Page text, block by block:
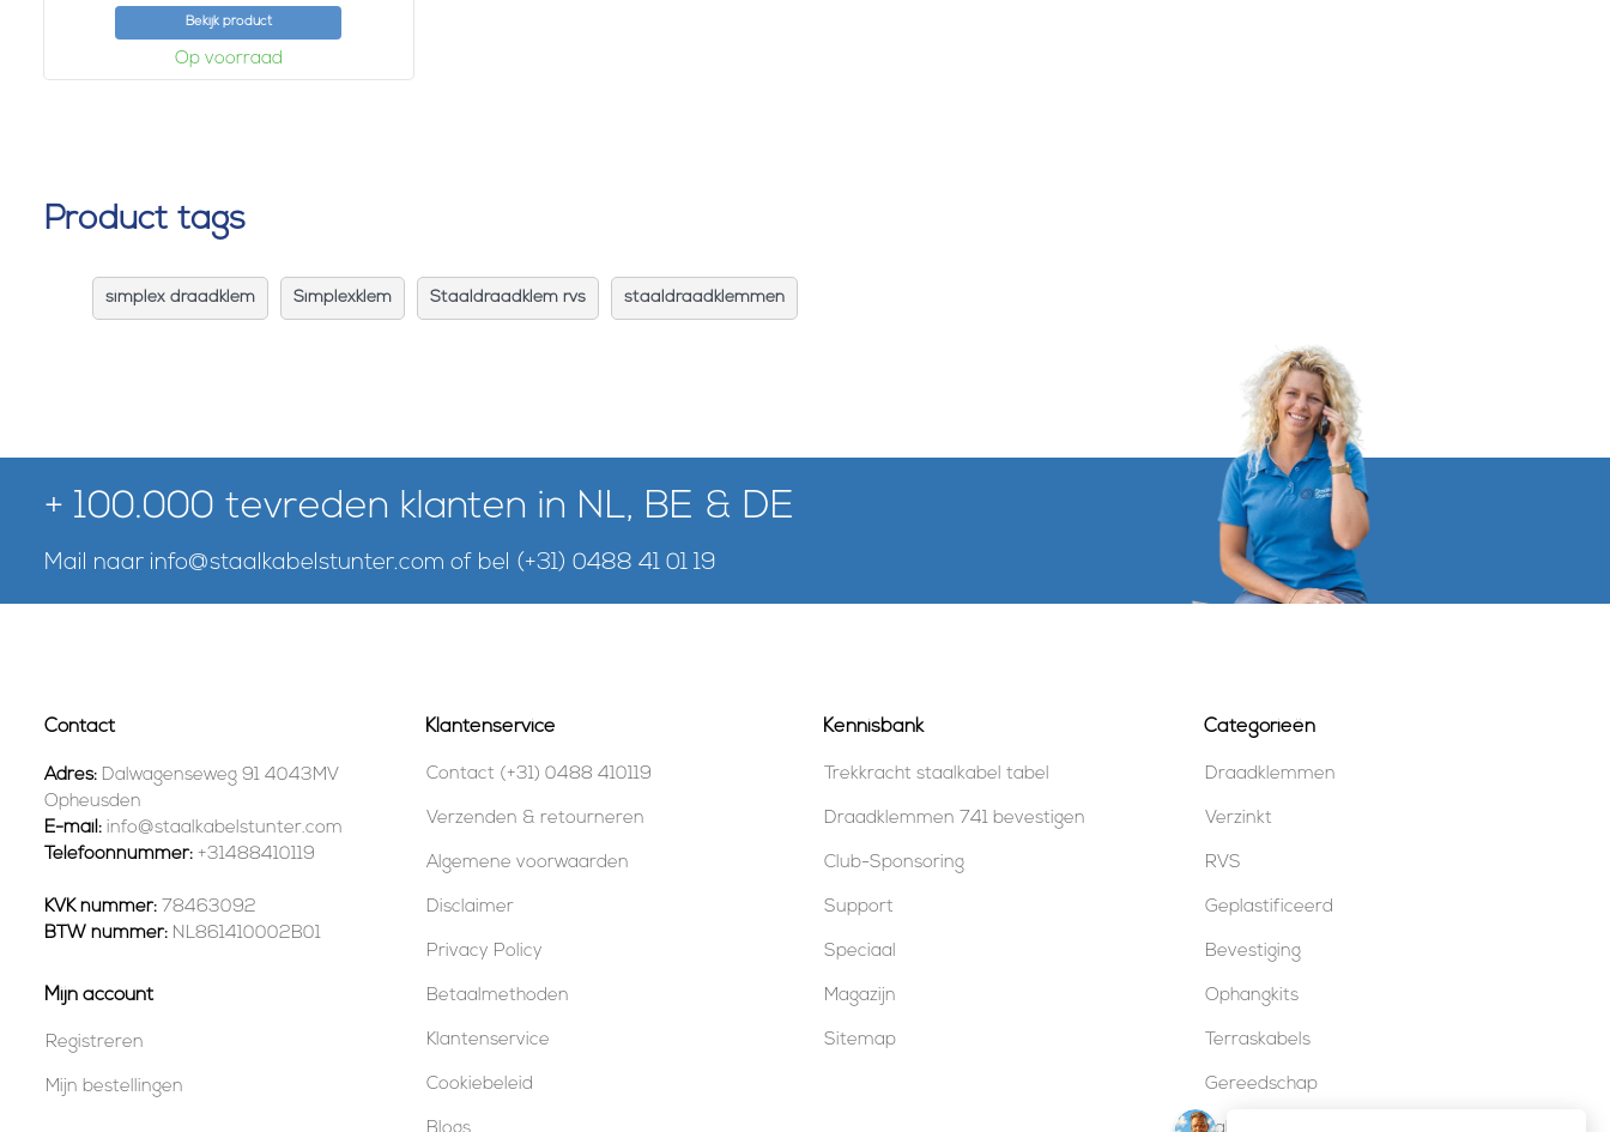
Bekijk product
Op voorraad
Product tags
simplex draadklem Simplexklem Staaldraadklem rvs staaldraadklemmen
+ 100.000 tevreden klanten in NL, BE & DE
Mail naar info@staalkabelstunter.com of bel (+31) 0488 41 01 19
Contact
Adres: Dalwagenseweg 91 4043MV
Opheusden
E-mail: info@staalkabelstunter.com
Telefoonnummer: +31488410119
KVK nummer: 78463092
BTW nummer: NL861410002B01
Mijn account
Registreren
Mijn bestellingen
Klantenservice
Contact (+31) 0488 410119
Verzenden & retourneren
Algemene voorwaarden
Disclaimer
Privacy Policy
Betaalmethoden
Klantenservice
Cookiebeleid
Blogs
Kennisbank
Trekkracht staalkabel tabel
Draadklemmen 741 bevestigen
Club-Sponsoring
Support
Speciaal
Magazijn
Sitemap
Categorieën
Draadklemmen
Verzinkt
RVS
Geplastificeerd
Bevestiging
Ophangkits
Terraskabels
Gereedschap
Kabelsloten